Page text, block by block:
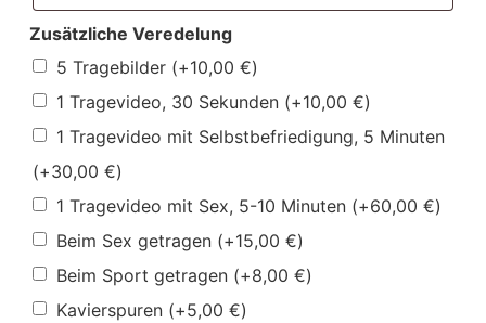
Zusätzliche Veredelung
5 Tragebilder (+10,00 €)
1 Tragevideo, 30 Sekunden (+10,00 €)
1 Tragevideo mit Selbstbefriedigung, 5 Minuten
(+30,00 €)
1 Tragevideo mit Sex, 5-10 Minuten (+60,00 €)
Beim Sex getragen (+15,00 €)
Beim Sport getragen (+8,00 €)
Kavierspuren (+5,00 €)